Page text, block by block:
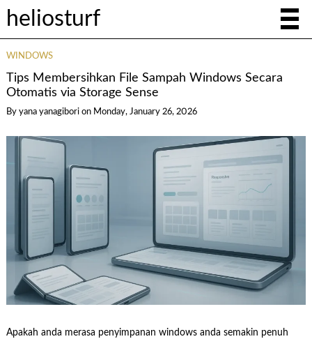
heliosturf
WINDOWS
Tips Membersihkan File Sampah Windows Secara
Otomatis via Storage Sense
By yana yanagibori on Monday, January 26, 2026
Apakah anda merasa penyimpanan windows anda semakin penuh